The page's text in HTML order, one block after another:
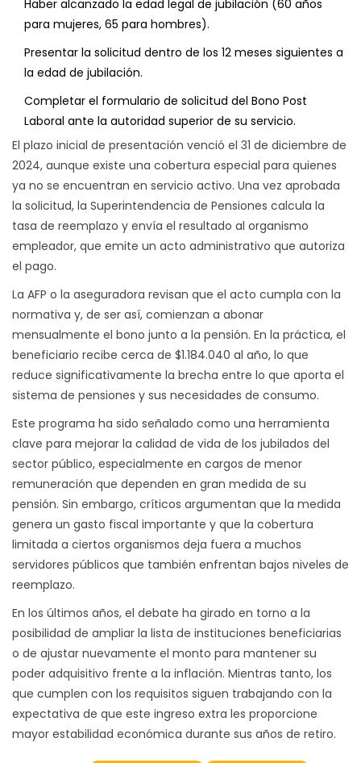
Haber alcanzado la edad legal de jubilación (60 años
para mujeres, 65 para hombres).
Presentar la solicitud dentro de los 12 meses siguientes a
la edad de jubilación.
Completar el formulario de solicitud del Bono Post
Laboral ante la autoridad superior de su servicio.
El plazo inicial de presentación venció el 31 de diciembre de
2024, aunque existe una cobertura especial para quienes
ya no se encuentran en servicio activo. Una vez aprobada
la solicitud, la Superintendencia de Pensiones calcula la
tasa de reemplazo y envía el resultado al organismo
empleador, que emite un acto administrativo que autoriza
el pago.
La AFP o la aseguradora revisan que el acto cumpla con la
normativa y, de ser así, comienzan a abonar
mensualmente el bono junto a la pensión. En la práctica, el
beneficiario recibe cerca de $1.184.040 al año, lo que
reduce significativamente la brecha entre lo que aporta el
sistema de pensiones y sus necesidades de consumo.
Este programa ha sido señalado como una herramienta
clave para mejorar la calidad de vida de los jubilados del
sector público, especialmente en cargos de menor
remuneración que dependen en gran medida de su
pensión. Sin embargo, críticos argumentan que la medida
genera un gasto fiscal importante y que la cobertura
limitada a ciertos organismos deja fuera a muchos
servidores públicos que también enfrentan bajos niveles de
reemplazo.
En los últimos años, el debate ha girado en torno a la
posibilidad de ampliar la lista de instituciones beneficiarias
o de ajustar nuevamente el monto para mantener su
poder adquisitivo frente a la inflación. Mientras tanto, los
que cumplen con los requisitos siguen trabajando con la
expectativa de que este ingreso extra les proporcione
mayor estabilidad económica durante sus años de retiro.